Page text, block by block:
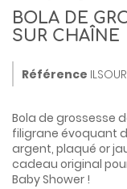
BOLA DE
SUR CHAÎNE
Référence
Bola de grossesse
filigrane évoquant
argent, plaqué or
cadeau original
Baby Shower !